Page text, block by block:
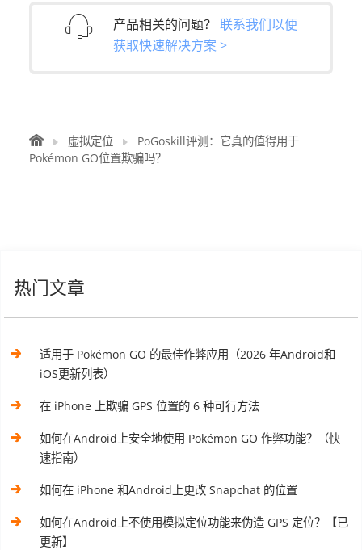
产品相关的问题？ 联系我们以便
获取快速解决方案 >
虚拟定位
PoGoskill评测：它真的值得用于
Pokémon GO位置欺骗吗？
热门文章
适用于 Pokémon GO 的最佳作弊应用（2026 年Android和
iOS更新列表）
在 iPhone 上欺骗 GPS 位置的 6 种可行方法
如何在Android上安全地使用 Pokémon GO 作弊功能？（快
速指南）
如何在 iPhone 和Android上更改 Snapchat 的位置
如何在Android上不使用模拟定位功能来伪造 GPS 定位？【已
更新】